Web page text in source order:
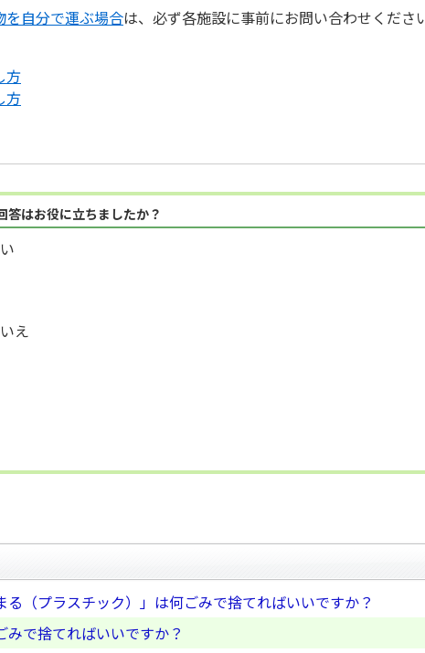
を自分で運ぶ場合は、必ず各施設に事前にお問い合わせくださ
方
方
答はお役に立ちましたか？
え
る（プラスチック）」は何ごみで捨てればいいですか？
みで捨てればいいですか？